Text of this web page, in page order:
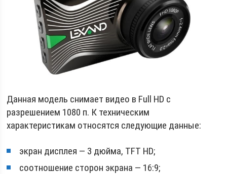
Данная модель снимает видео в Full HD с
разрешением 1080 п. К техническим
характеристикам относятся следующие данные:
экран дисплея — 3 дюйма, TFT HD;
соотношение сторон экрана — 16:9;